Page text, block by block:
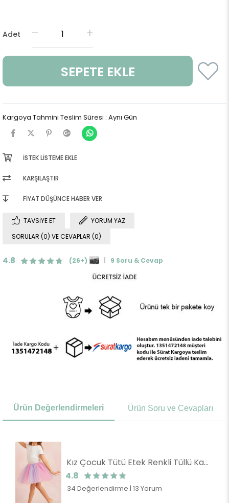
Adet
Kargoya Tahmini Teslim Süresi : Aynı Gün
İSTEK LISTEME EKLE
KARŞILAŞTIR
FIYAT DÜŞÜNCE HABER VER
TAVSIYE ET
YORUM YAZ
SORULAR (0) VE CEVAPLAR (0)
4.8 (26+) 9 Soru & Cevap
Ürün Değerlendirmeleri Ürün Soru ve Cevapları
Kız Çocuk Tütü Etek Renkli Tüllü Karışık Renk (9-10 Yaş)
4.8
34 Değerlendirme | 13 Yorum